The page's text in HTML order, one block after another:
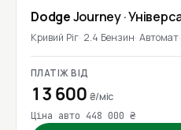
DodgeJourney·
Кривий Ріг 2.4 Бензин Автомат
ПЛАТІЖ ВІД
13 600 ₴/міс
Ціна авто 448 000 ₴